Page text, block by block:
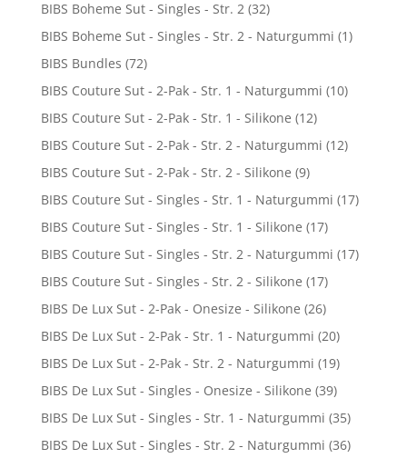
BIBS Boheme Sut - Singles - Str. 2 (32)
BIBS Boheme Sut - Singles - Str. 2 - Naturgummi (1)
BIBS Bundles (72)
BIBS Couture Sut - 2-Pak - Str. 1 - Naturgummi (10)
BIBS Couture Sut - 2-Pak - Str. 1 - Silikone (12)
BIBS Couture Sut - 2-Pak - Str. 2 - Naturgummi (12)
BIBS Couture Sut - 2-Pak - Str. 2 - Silikone (9)
BIBS Couture Sut - Singles - Str. 1 - Naturgummi (17)
BIBS Couture Sut - Singles - Str. 1 - Silikone (17)
BIBS Couture Sut - Singles - Str. 2 - Naturgummi (17)
BIBS Couture Sut - Singles - Str. 2 - Silikone (17)
BIBS De Lux Sut - 2-Pak - Onesize - Silikone (26)
BIBS De Lux Sut - 2-Pak - Str. 1 - Naturgummi (20)
BIBS De Lux Sut - 2-Pak - Str. 2 - Naturgummi (19)
BIBS De Lux Sut - Singles - Onesize - Silikone (39)
BIBS De Lux Sut - Singles - Str. 1 - Naturgummi (35)
BIBS De Lux Sut - Singles - Str. 2 - Naturgummi (36)